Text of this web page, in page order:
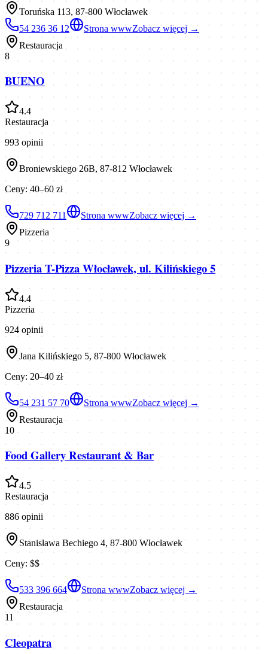
Toruńska 113, 87-800 Włocławek
54 236 36 12
Strona wwwZobacz więcej →
Restauracja
8
BUENO
4.4
Restauracja
993 opinii
Broniewskiego 26B, 87-812 Włocławek
Ceny: 40–60 zł
729 712 711 Strona wwwZobacz więcej →
Pizzeria
9
Pizzeria T-Pizza Włocławek, ul. Kilińskiego 5
4.4
Pizzeria
924 opinii
Jana Kilińskiego 5, 87-800 Włocławek
Ceny:20–40 zł
54 231 57 70 Strona wwwZobacz więcej →
Restauracja
10
Food Gallery Restaurant & Bar
4.5
Restauracja
886 opinii
Stanisława Bechiego 4, 87-800 Włocławek
Ceny:$$
533 396 664 Strona wwwZobacz więcej →
Restauracja
11
Cleopatra